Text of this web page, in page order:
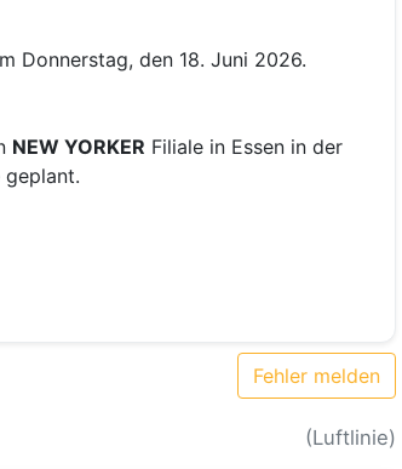
Donnerstag, den 18. Juni 2026.
NEW YORKER Filiale in Essen in der
geplant.
Fehler melden
(Luftlinie)